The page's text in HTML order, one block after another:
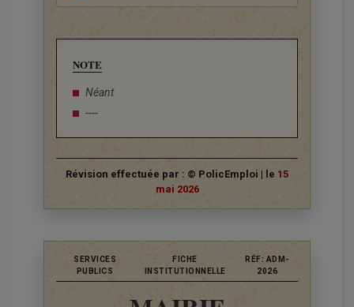
NOTE
Néant
----
Révision effectuée par : © PolicEmploi | le 15
mai 2026
SERVICES
PUBLICS
FICHE
INSTITUTIONNELLE
RÉF: ADM-
2026